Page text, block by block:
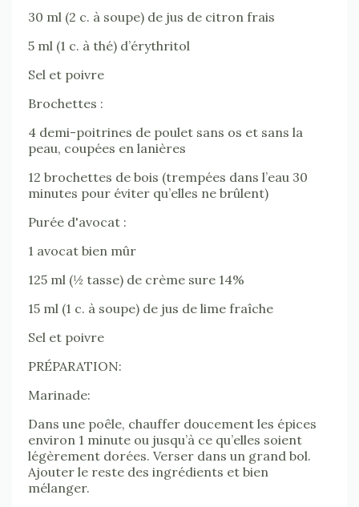
30 ml (2 c. à soupe) de jus de citron frais
5 ml (1 c. à thé) d’érythritol
Sel et poivre
Brochettes :
4 demi-poitrines de poulet sans os et sans la
peau, coupées en lanières
12 brochettes de bois (trempées dans l’eau 30
minutes pour éviter qu’elles ne brûlent)
Purée d'avocat :
1 avocat bien mûr
125 ml (½ tasse) de crème sure 14%
15 ml (1 c. à soupe) de jus de lime fraîche
Sel et poivre
PRÉPARATION:
Marinade:
Dans une poêle, chauffer doucement les épices
environ 1 minute ou jusqu’à ce qu’elles soient
légèrement dorées. Verser dans un grand bol.
Ajouter le reste des ingrédients et bien
mélanger.